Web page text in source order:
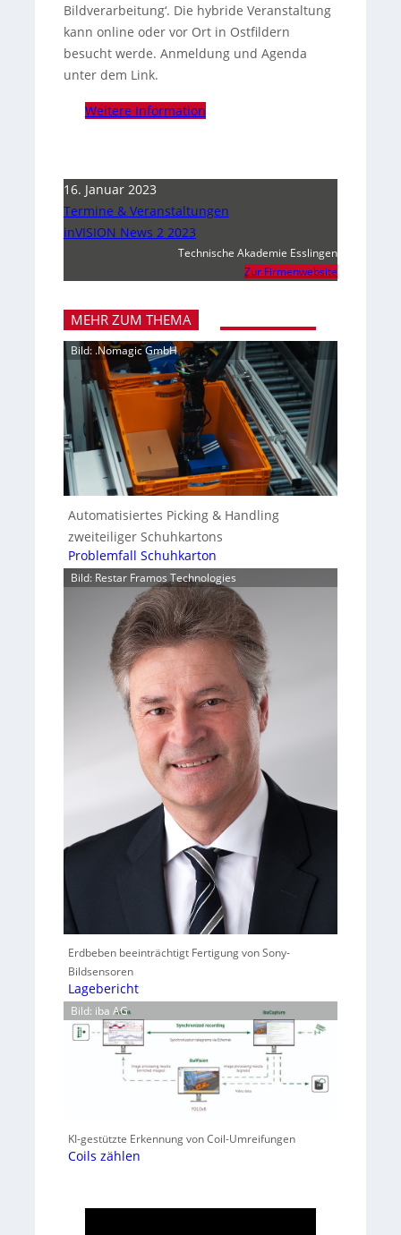
Bildverarbeitung‘. Die hybride Veranstaltung
kann online oder vor Ort in Ostfildern
besucht werde. Anmeldung und Agenda
unter dem Link.
Weitere Information
16. Januar 2023
Termine & Veranstaltungen
inVISION News 2 2023
Technische Akademie Esslingen
Zur Firmenwebsite
MEHR ZUM THEMA
Bild: .Nomagic GmbH
Automatisiertes Picking & Handling
zweiteiliger Schuhkartons
Problemfall Schuhkarton
Bild: Restar Framos Technologies
Erdbeben beeinträchtigt Fertigung von Sony-
Bildsensoren
Lagebericht
Bild: iba AG
KI-gestützte Erkennung von Coil-Umreifungen
Coils zählen